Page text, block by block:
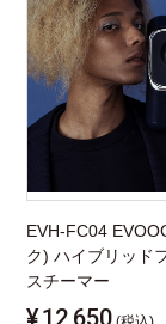
EVH-FC04
ク) ハイブリッド
スチーマー